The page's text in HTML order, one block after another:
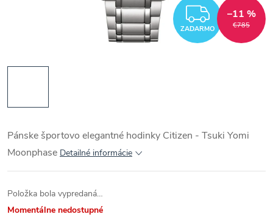
ZADARMO €785
–11 %
Pánske športovo elegantné hodinky Citizen - Tsuki Yomi
Moonphase Detailné informácie
Položka bola vypredaná…
Momentálne nedostupné